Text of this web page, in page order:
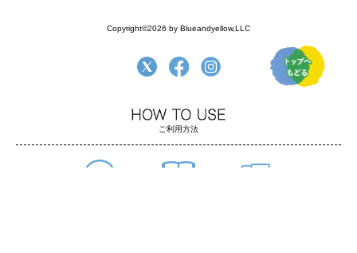
Copyright©2026 by Blueandyellow,LLC
ご利用方法